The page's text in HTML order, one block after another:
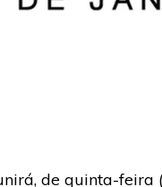
de quinta-feira